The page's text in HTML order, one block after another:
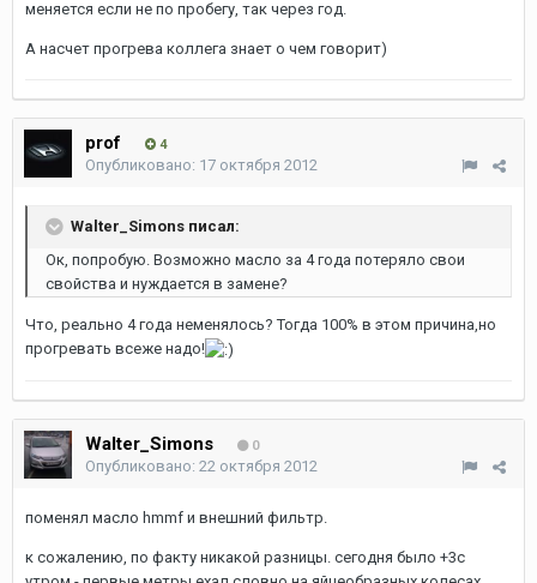
меняется если не по пробегу, так через год.
А насчет прогрева коллега знает о чем говорит)
prof 4
Опубликовано: 17 октября 2012
Walter_Simons писал:
Ок, попробую. Возможно масло за 4 года потеряло свои
свойства и нуждается в замене?
Что, реально 4 года неменялось? Тогда 100% в этом причина,но
прогревать всеже надо!
Walter_Simons 0
Опубликовано: 22 октября 2012
поменял масло hmmf и внешний фильтр.
к сожалению, по факту никакой разницы. сегодня было +3с